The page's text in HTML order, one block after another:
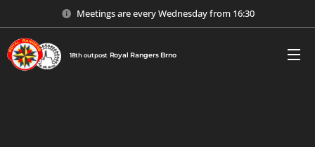
Meetings are every Wednesday from 16:30
18th outpost Royal Rangers Brno